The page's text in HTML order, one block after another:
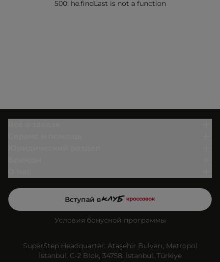
500: he.findLast is not a function
Вступай в
Условия бонусной программы
SuperStep Headquarter: Ataşehir Bulvarı, Metropol
İstanbul, C-2 Blok, 34758, İstanbul, Türkiye